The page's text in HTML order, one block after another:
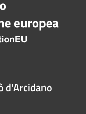
d'Arcidano